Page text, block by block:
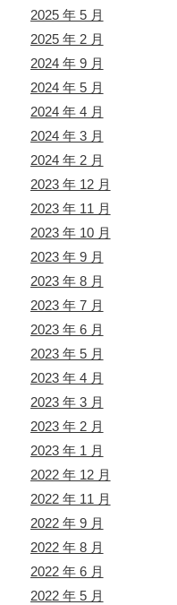
2025 年 5 月
2025 年 2 月
2024 年 9 月
2024 年 5 月
2024 年 4 月
2024 年 3 月
2024 年 2 月
2023 年 12 月
2023 年 11 月
2023 年 10 月
2023 年 9 月
2023 年 8 月
2023 年 7 月
2023 年 6 月
2023 年 5 月
2023 年 4 月
2023 年 3 月
2023 年 2 月
2023 年 1 月
2022 年 12 月
2022 年 11 月
2022 年 9 月
2022 年 8 月
2022 年 6 月
2022 年 5 月